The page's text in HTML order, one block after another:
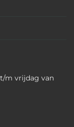
m vrijdag van